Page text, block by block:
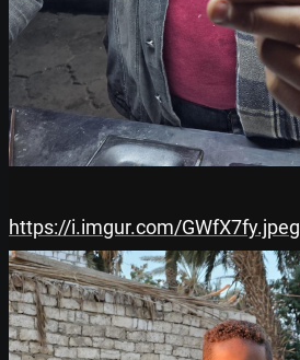
https://i.imgur.com/GWfX7fy.jpeg